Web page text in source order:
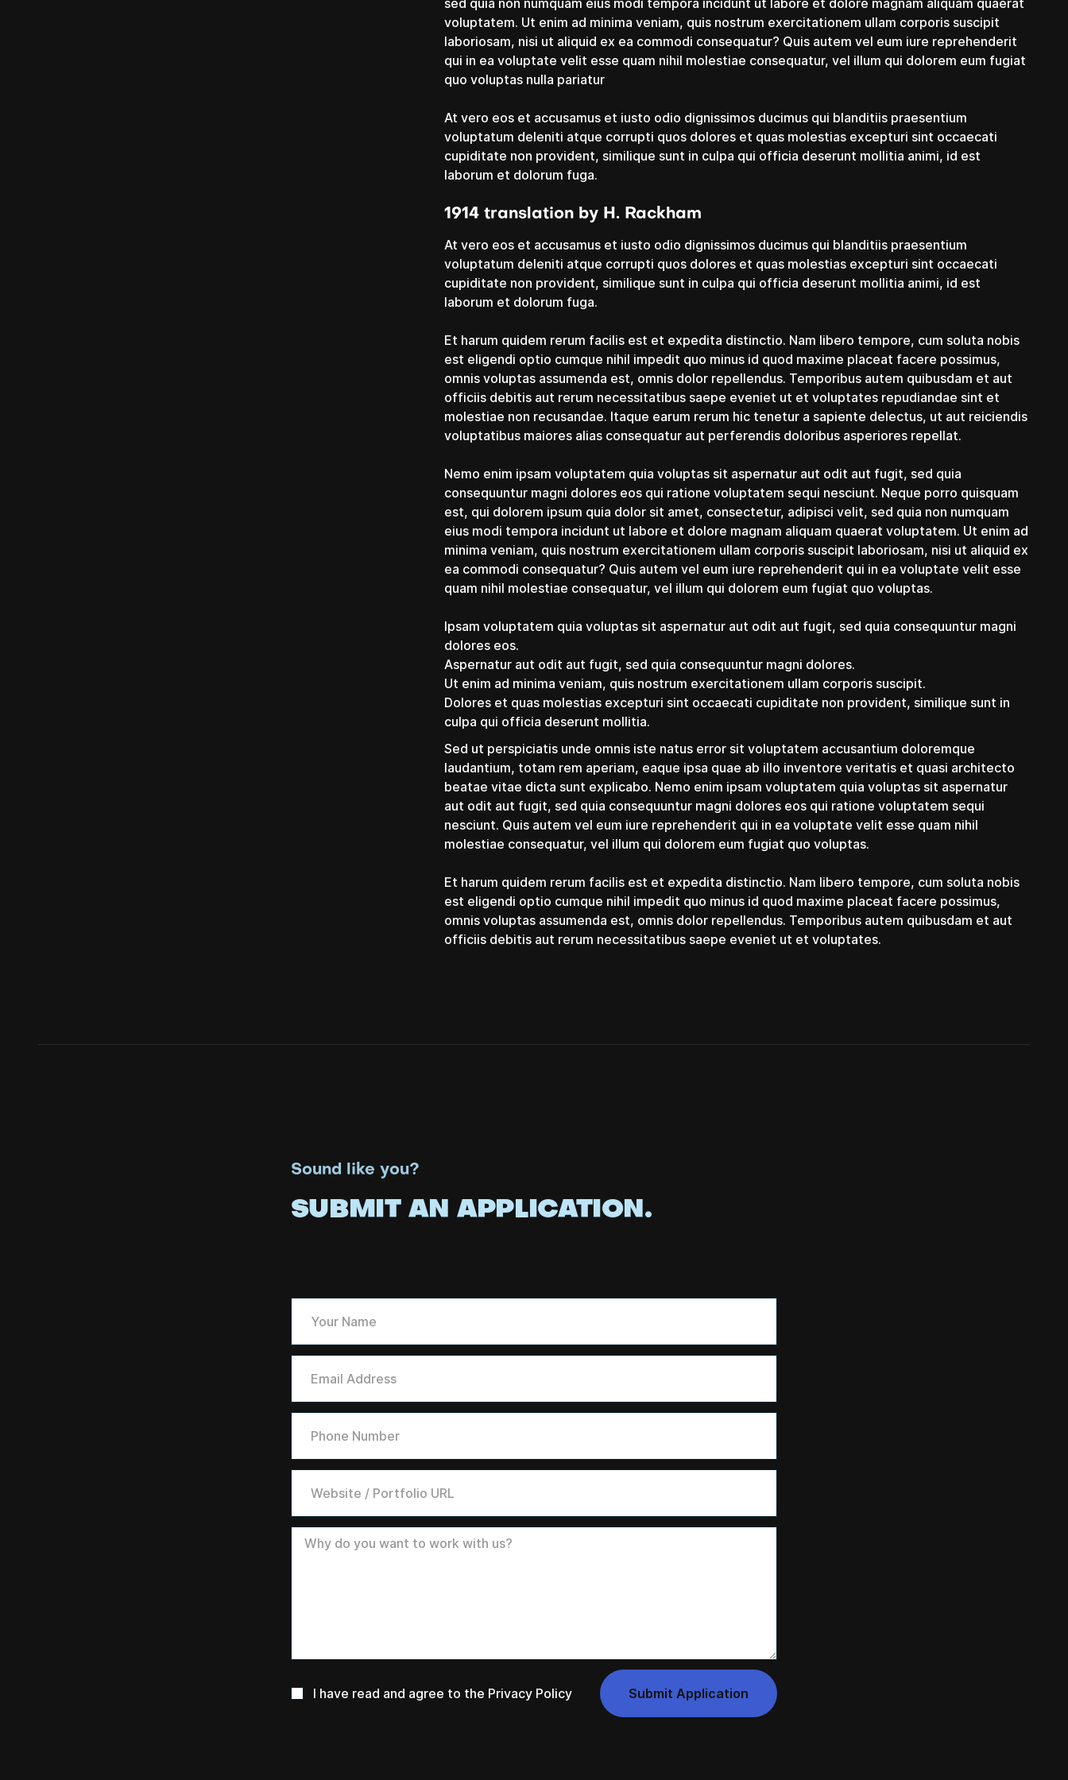
sed quia non numquam eius modi tempora incidunt ut labore et dolore magnam aliquam quaerat
voluptatem. Ut enim ad minima veniam, quis nostrum exercitationem ullam corporis suscipit
laboriosam, nisi ut aliquid ex ea commodi consequatur? Quis autem vel eum iure reprehenderit
qui in ea voluptate velit esse quam nihil molestiae consequatur, vel illum qui dolorem eum fugiat
quo voluptas nulla pariatur
At vero eos et accusamus et iusto odio dignissimos ducimus qui blanditiis praesentium
voluptatum deleniti atque corrupti quos dolores et quas molestias excepturi sint occaecati
cupiditate non provident, similique sunt in culpa qui officia deserunt mollitia animi, id est
laborum et dolorum fuga.
1914 translation by H. Rackham
At vero eos et accusamus et iusto odio dignissimos ducimus qui blanditiis praesentium
voluptatum deleniti atque corrupti quos dolores et quas molestias excepturi sint occaecati
cupiditate non provident, similique sunt in culpa qui officia deserunt mollitia animi, id est
laborum et dolorum fuga.
Et harum quidem rerum facilis est et expedita distinctio. Nam libero tempore, cum soluta nobis
est eligendi optio cumque nihil impedit quo minus id quod maxime placeat facere possimus,
omnis voluptas assumenda est, omnis dolor repellendus. Temporibus autem quibusdam et aut
officiis debitis aut rerum necessitatibus saepe eveniet ut et voluptates repudiandae sint et
molestiae non recusandae. Itaque earum rerum hic tenetur a sapiente delectus, ut aut reiciendis
voluptatibus maiores alias consequatur aut perferendis doloribus asperiores repellat.
Nemo enim ipsam voluptatem quia voluptas sit aspernatur aut odit aut fugit, sed quia
consequuntur magni dolores eos qui ratione voluptatem sequi nesciunt. Neque porro quisquam
est, qui dolorem ipsum quia dolor sit amet, consectetur, adipisci velit, sed quia non numquam
eius modi tempora incidunt ut labore et dolore magnam aliquam quaerat voluptatem. Ut enim ad
minima veniam, quis nostrum exercitationem ullam corporis suscipit laboriosam, nisi ut aliquid ex
ea commodi consequatur? Quis autem vel eum iure reprehenderit qui in ea voluptate velit esse
quam nihil molestiae consequatur, vel illum qui dolorem eum fugiat quo voluptas.
Ipsam voluptatem quia voluptas sit aspernatur aut odit aut fugit, sed quia consequuntur magni
dolores eos.
Aspernatur aut odit aut fugit, sed quia consequuntur magni dolores.
Ut enim ad minima veniam, quis nostrum exercitationem ullam corporis suscipit.
Dolores et quas molestias excepturi sint occaecati cupiditate non provident, similique sunt in
culpa qui officia deserunt mollitia.
Sed ut perspiciatis unde omnis iste natus error sit voluptatem accusantium doloremque
laudantium, totam rem aperiam, eaque ipsa quae ab illo inventore veritatis et quasi architecto
beatae vitae dicta sunt explicabo. Nemo enim ipsam voluptatem quia voluptas sit aspernatur
aut odit aut fugit, sed quia consequuntur magni dolores eos qui ratione voluptatem sequi
nesciunt. Quis autem vel eum iure reprehenderit qui in ea voluptate velit esse quam nihil
molestiae consequatur, vel illum qui dolorem eum fugiat quo voluptas.
Et harum quidem rerum facilis est et expedita distinctio. Nam libero tempore, cum soluta nobis
est eligendi optio cumque nihil impedit quo minus id quod maxime placeat facere possimus,
omnis voluptas assumenda est, omnis dolor repellendus. Temporibus autem quibusdam et aut
officiis debitis aut rerum necessitatibus saepe eveniet ut et voluptates.
Sound like you?
SUBMIT AN APPLICATION.
I have read and agree to the Privacy Policy